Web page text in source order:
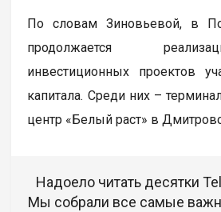
По словам Зиновьевой, в
продолжается
инвестиционных проектов
капитала. Среди них –
центр «Белый раст» в
Надоело читать десятки
Мы собрали все самые